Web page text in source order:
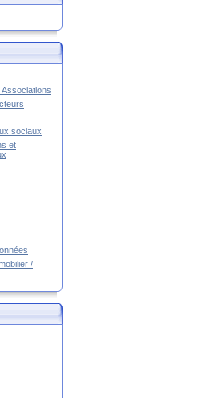
sociaux
et
/